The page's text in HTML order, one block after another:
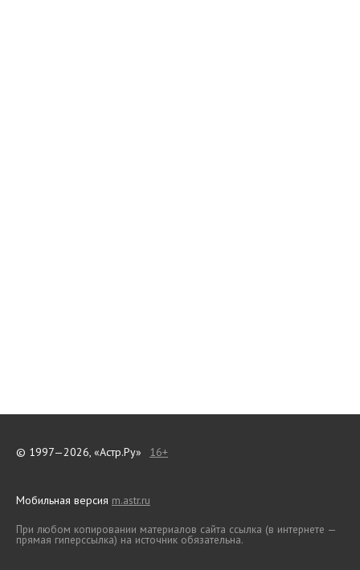
© 1997—2026, «Астр.Ру» 16+
Мобильная версия m.astr.ru
При любом копировании материалов сайта ссылка (в интернете —
прямая гиперссылка) на источник обязательна.